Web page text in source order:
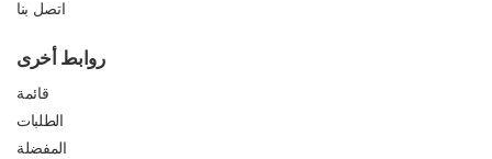
اتصل بنا
روابط أخرى
قائمة
الطلبات
المفضلة